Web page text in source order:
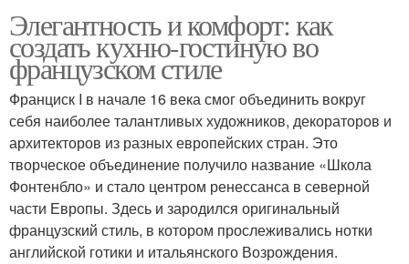
Элегантность и комфорт: как
создать кухню-гостиную во
французском стиле
Франциск I в начале 16 века смог объединить вокруг
себя наиболее талантливых художников, декораторов и
архитекторов из разных европейских стран. Это
творческое объединение получило название «Школа
Фонтенбло» и стало центром ренессанса в северной
части Европы. Здесь и зародился оригинальный
французский стиль, в котором прослеживались нотки
английской готики и итальянского Возрождения.